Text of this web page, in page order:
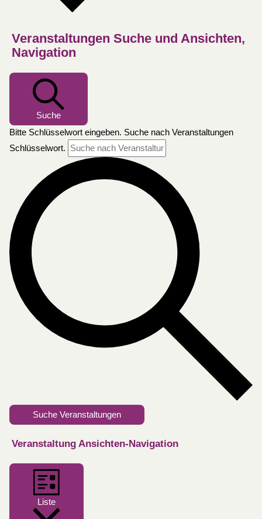
Veranstaltungen Suche und Ansichten,
Navigation
Suche
Bitte Schlüsselwort eingeben. Suche nach Veranstaltungen
Schlüsselwort.
Suche Veranstaltungen
Veranstaltung Ansichten-Navigation
Liste